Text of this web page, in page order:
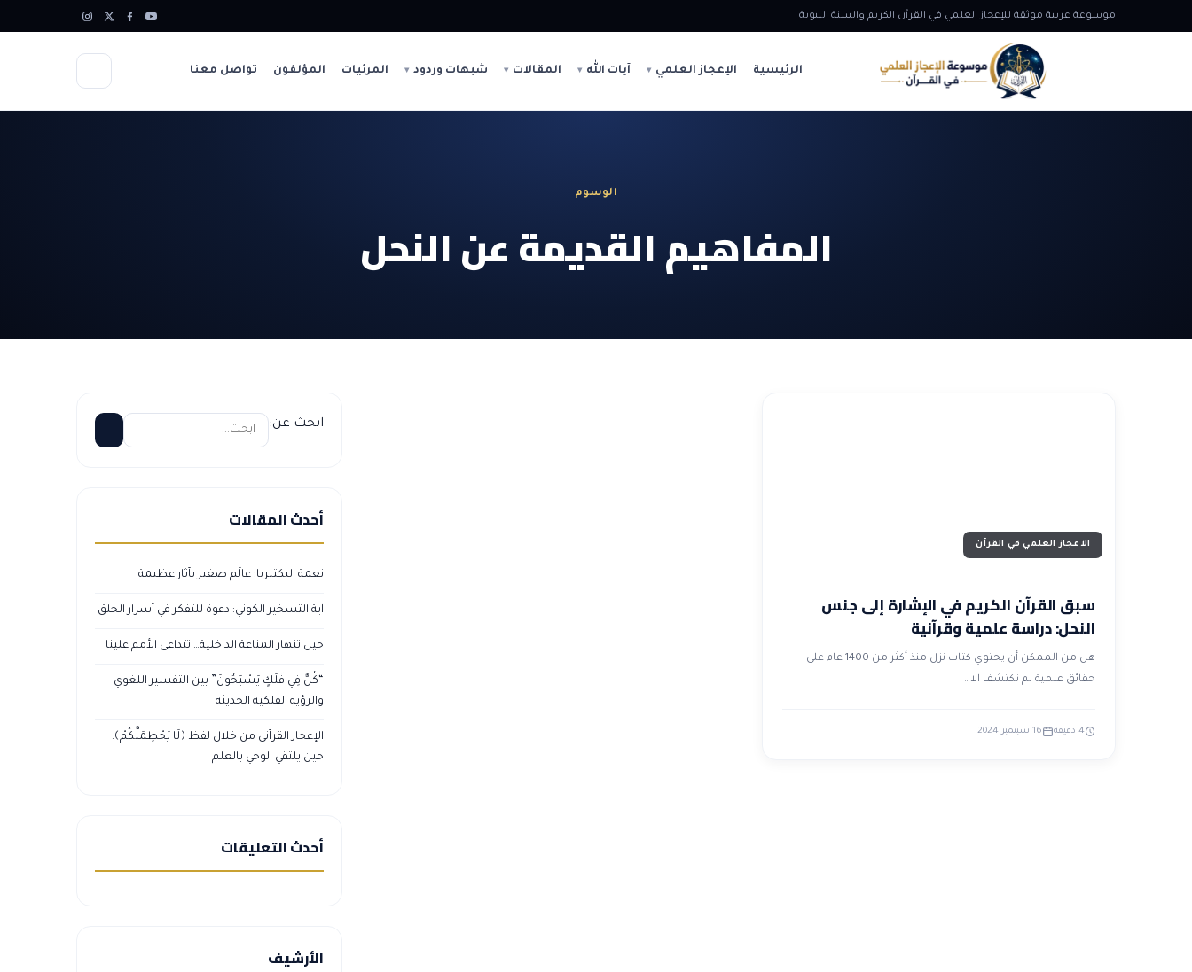
موسوعة عربية موثقة للإعجاز العلمي في القرآن الكريم والسنة النبوية
الرئيسية الإعجاز العلمي آيات الله المقالات شبهات وردود المرئيات المؤلفون تواصل معنا
الوسوم
المفاهيم القديمة عن النحل
الاعجاز العلمي في القرآن
سبق القرآن الكريم في الإشارة إلى جنس
النحل: دراسة علمية وقرآنية
هل من الممكن أن يحتوي كتاب نزل منذ أكثر من 1400 عام على
حقائق علمية لم تكتشف الا…
4 دقيقة 16 سبتمبر 2024
ابحث عن:
أحدث المقالات
نعمة البكتيريا: عالَم صغير بآثار عظيمة
آية التسخير الكوني: دعوة للتفكر في أسرار الخلق
حين تنهار المناعة الداخلية… تتداعى الأمم علينا
“كُلٌّ فِي فَلَكٍ يَسْبَحُونَ” بين التفسير اللغوي
والرؤية الفلكية الحديثة
الإعجاز القرآني من خلال لفظ ﴿لَا يَحْطِمَنَّكُمْ﴾:
حين يلتقي الوحي بالعلم
أحدث التعليقات
الأرشيف